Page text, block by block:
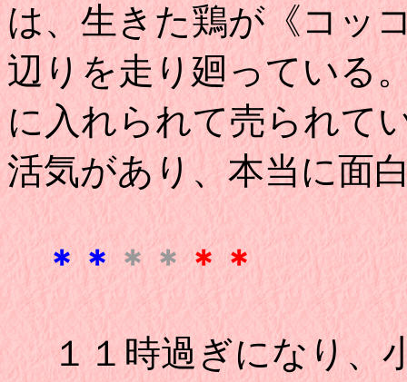
は、生きた鶏が《コッ
辺りを走り廻っている
に入れられて売られて
活気があり、本当に面
＊＊ ＊＊＊＊
１１時過ぎになり、